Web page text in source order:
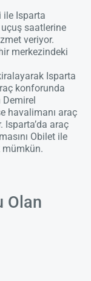
ile Isparta
saatlerine
veriyor.
merkezindeki
Isparta
konforunda
havalimanı araç
Isparta’da araç
Obilet ile
mümkün.
Olan